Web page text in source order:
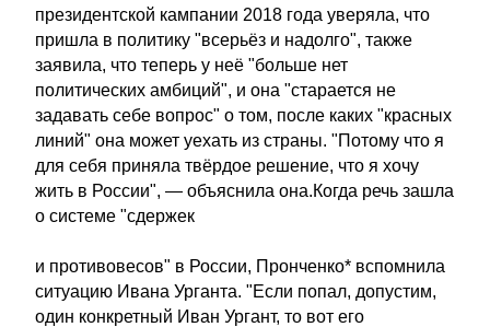
президентской кампании 2018 года уверяла, что
пришла в политику "всерьёз и надолго", также
заявила, что теперь у неё "больше нет
политических амбиций", и она "старается не
задавать себе вопрос" о том, после каких "красных
линий" она может уехать из страны. "Потому что я
для себя приняла твёрдое решение, что я хочу
жить в России", — объяснила она.Когда речь зашла
о системе "сдержек
и противовесов" в России, Пронченко* вспомнила
ситуацию Ивана Урганта. "Если попал, допустим,
один конкретный Иван Ургант, то вот его